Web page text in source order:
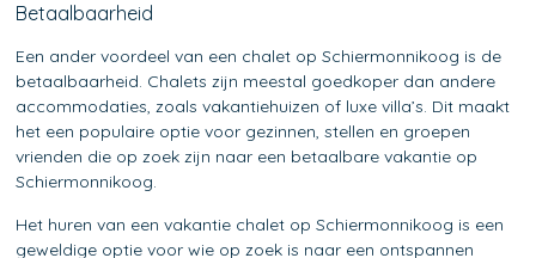
Betaalbaarheid
Een ander voordeel van een chalet op Schiermonnikoog is de
betaalbaarheid. Chalets zijn meestal goedkoper dan andere
accommodaties, zoals vakantiehuizen of luxe villa’s. Dit maakt
het een populaire optie voor gezinnen, stellen en groepen
vrienden die op zoek zijn naar een betaalbare vakantie op
Schiermonnikoog.
Het huren van een vakantie chalet op Schiermonnikoog is een
geweldige optie voor wie op zoek is naar een ontspannen